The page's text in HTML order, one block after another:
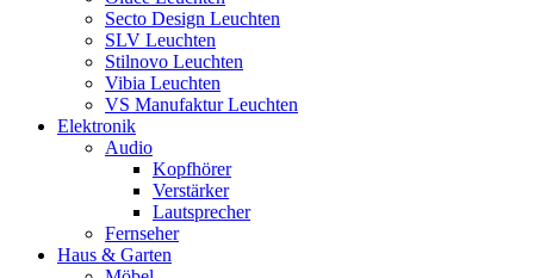
Secto Design Leuchten
SLV Leuchten
Stilnovo Leuchten
Vibia Leuchten
VS Manufaktur Leuchten
Elektronik
Audio
Kopfhörer
Verstärker
Lautsprecher
Fernseher
Haus & Garten